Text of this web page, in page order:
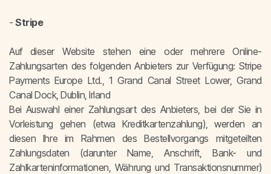
-Stripe
Auf dieser Website stehen eine oder mehrere Online-
Zahlungsarten des folgenden Anbieters zur Verfügung: Stripe
Payments Europe Ltd., 1 Grand Canal Street Lower, Grand
Canal Dock, Dublin, Irland
Bei Auswahl einer Zahlungsart des Anbieters, bei der Sie in
Vorleistung gehen (etwa Kreditkartenzahlung), werden an
diesen Ihre im Rahmen des Bestellvorgangs mitgeteilten
Zahlungsdaten (darunter Name, Anschrift, Bank- und
Zahlkarteninformationen, Währung und Transaktionsnummer)